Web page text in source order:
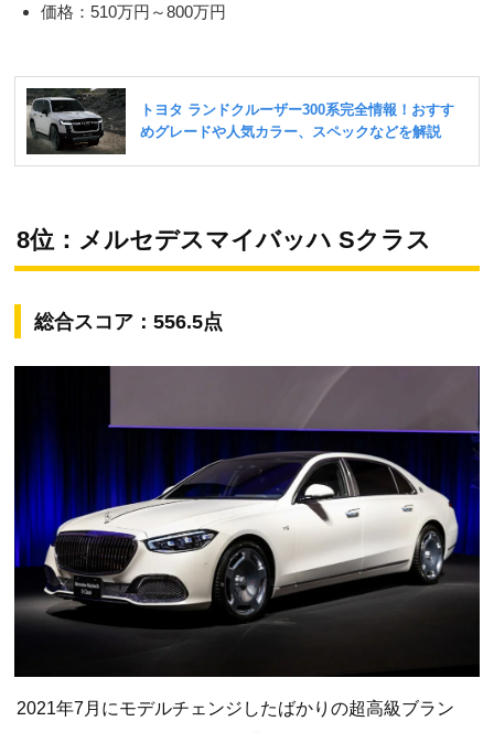
価格：510万円～800万円
8位：メルセデスマイバッハ Sクラス
総合スコア：556.5点
2021年7月にモデルチェンジしたばかりの超高級ブラン